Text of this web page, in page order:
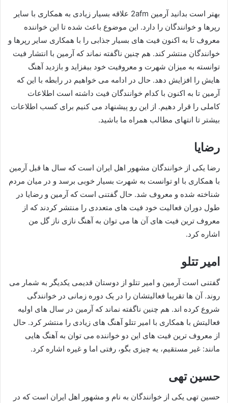
بهتر است بدانید آرمین 2afm علاقه بسیار زیادی به همکاری با سایر
رپرها و خوانندگان را دارد. این موضوع باعث شده تا این خواننده
معروف تا به اکنون فیت‌ های بسیار جذابی را با همکاری سایر رپرها و
خوانندگان منتشر کند. هم چنین ناگفته نماند که آرمین با انتشار فیت
توانسته به میزان شهرت و معروفیت خود بیفزاید و بازدید آهنگ
هایش را افزایش دهد. حال در ادامه می خواهیم در رابطه با این که
آرمین تا به اکنون با کدام خوانندگان فیت داشته است اطلاعات
کاملی را قرار دهیم. از این رو پیشنهاد می‌ کنیم برای کسب اطلاعات
بیشتر تا انتهای مطالب همراه ما باشید.
رضایا
رضا یکی از خوانندگان مشهور اهل ایران است که سال‌ ها قبل آرمین
با همکاری با او توانست به شهرت بسیار خوبی برسد و در میان مردم
شناخته شده و معروف شد. حال گفتنی است که آرمین و رضایا در
طول دوران فعالیت خود فیت های متعددی را منتشر کردند که از
معروف ترین فیت های آن ها می توان به آهنگ نازی ناز گل من
اشاره کرد.
امیر تتلو
گفتنی است آرمین و امیر تتلو از دوستان قدیمی یکدیگر به شمار می‌
روند. آن ها تقریبا فعالیتشان را در یک دوره زمانی در خوانندگی
شروع کرده اند. هم چنین ناگفته نماند که آرمین در سال های اولیه
فعالیتش با همکاری با امیر تتلو آهنگ‌ های زیادی را منتشر کرد. حال
از معروف‌ ترین فیت‌ های این دو خواننده می توان به آهنگ‌ هایی
مانند: غیر مستقیم، یه چیزی بگو، رفتی اما و غیره اشاره کرد.
حسین تهی
حسین تهی یکی از خوانندگان به نام و مشهور اهل ایران است که در